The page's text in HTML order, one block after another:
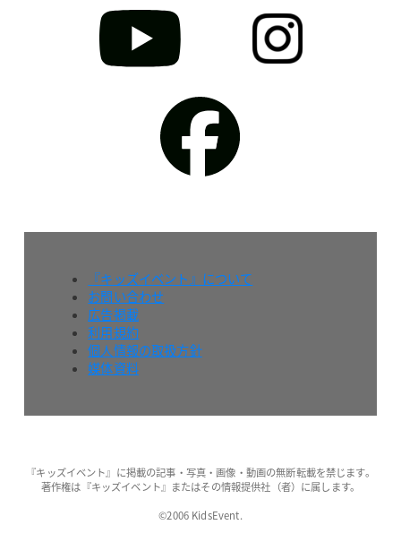
『キッズイベント』について
お問い合わせ
広告掲載
利用規約
個人情報の取扱方針
媒体資料
『キッズイベント』に掲載の記事・写真・画像・動画の無断転載を禁じます。
著作権は『キッズイベント』またはその情報提供社（者）に属します。
©2006 KidsEvent.